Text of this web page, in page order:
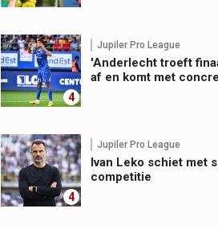
4
Jupiler Pro League
'Anderlecht troeft
af en komt met
4
Jupiler Pro League
Ivan Leko schiet met
competitie